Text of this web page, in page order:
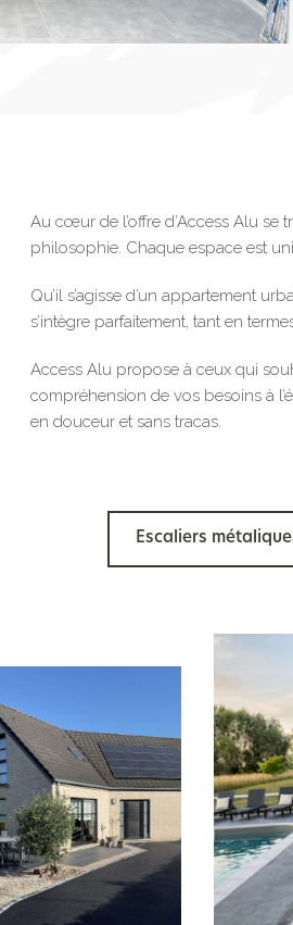
Au cœur de l’offre d’Access Alu se
philosophie. Chaque espace est
Qu’il s’agisse d’un appartement
s’intègre parfaitement, tant en
Access Alu propose à ceux qui
compréhension de vos besoins à
en douceur et sans tracas.
Escaliers